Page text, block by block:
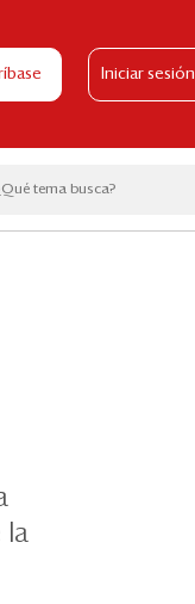
Iniciar sesión
la